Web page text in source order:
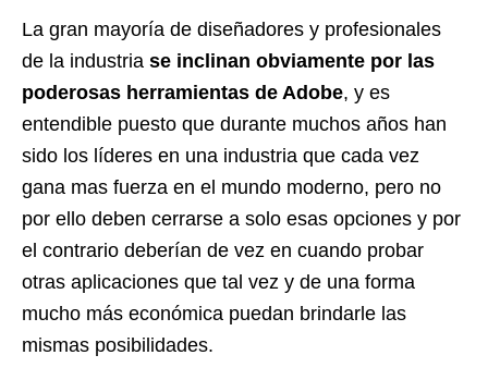
La gran mayoría de diseñadores y profesionales
de la industria se inclinan obviamente por las
poderosas herramientas de Adobe, y es
entendible puesto que durante muchos años han
sido los líderes en una industria que cada vez
gana mas fuerza en el mundo moderno, pero no
por ello deben cerrarse a solo esas opciones y por
el contrario deberían de vez en cuando probar
otras aplicaciones que tal vez y de una forma
mucho más económica puedan brindarle las
mismas posibilidades.